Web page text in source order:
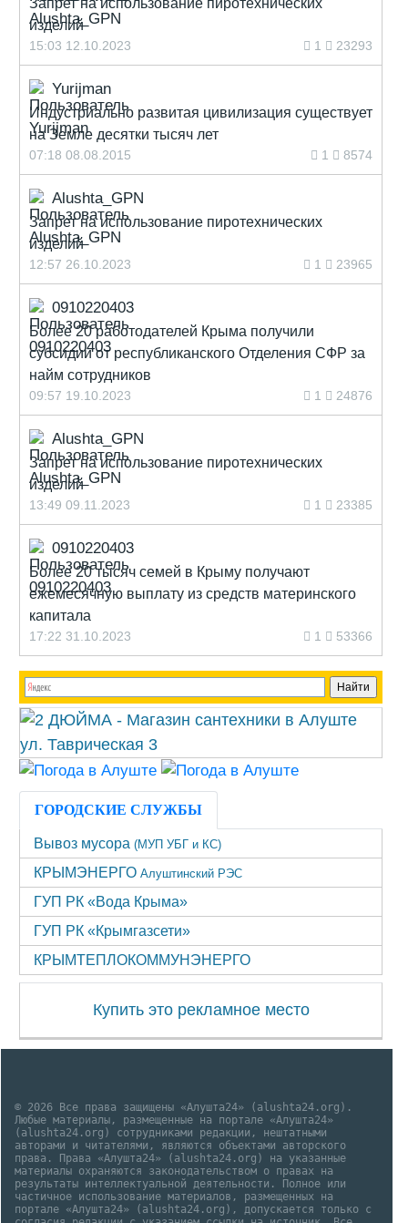
Запрет на использование пиротехнических
изделий
15:03 12.10.2023 1 23293
Yurijman
Индустриально развитая цивилизация существует
на Земле десятки тысяч лет
07:18 08.08.2015 1 8574
Alushta_GPN
Запрет на использование пиротехнических
изделий
12:57 26.10.2023 1 23965
0910220403
Более 20 работодателей Крыма получили
субсидии от республиканского Отделения СФР за
найм сотрудников
09:57 19.10.2023 1 24876
Alushta_GPN
Запрет на использование пиротехнических
изделий
13:49 09.11.2023 1 23385
0910220403
Более 20 тысяч семей в Крыму получают
ежемесячную выплату из средств материнского
капитала
17:22 31.10.2023 1 53366
ГОРОДСКИЕ СЛУЖБЫ
Вывоз мусора (МУП УБГ и КС)
КРЫМЭНЕРГО Алуштинский РЭС
ГУП РК «Вода Крыма»
ГУП РК «Крымгазсети»
КРЫМТЕПЛОКОММУНЭНЕРГО
Купить это рекламное место
© 2026 Все права защищены «Алушта24» (alushta24.org).
Любые материалы, размещенные на портале «Алушта24»
(alushta24.org) сотрудниками редакции, нештатными
авторами и читателями, являются объектами авторского
права. Права «Алушта24» (alushta24.org) на указанные
материалы охраняются законодательством о правах на
результаты интеллектуальной деятельности. Полное или
частичное использование материалов, размещенных на
портале «Алушта24» (alushta24.org), допускается только с